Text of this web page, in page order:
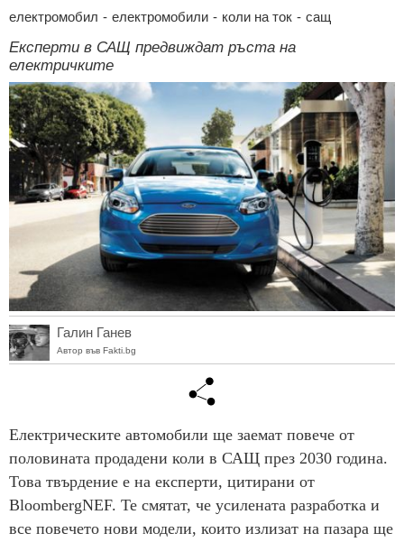
електромобил - електромобили - коли на ток - сащ
Експерти в САЩ предвиждат ръста на
електричките
Галин Ганев
Автор във Fakti.bg
Електрическите автомобили ще заемат повече от
половината продадени коли в САЩ през 2030 година.
Това твърдение е на експерти, цитирани от
BloombergNEF. Те смятат, че усилената разработка и
все повечето нови модели, които излизат на пазара ще